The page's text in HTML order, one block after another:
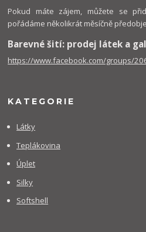
Pokud máte zájem, můžete se
pořádáme několikrát měsíčně
Barevné šití: prodej látek a
https://www.facebook.com/groups/
KATEGORIE
Látky
Teplákovina
Úplet
Silky
Softshell